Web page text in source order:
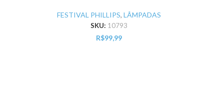
dimer = Pr
FESTIVAL PHILLIPS, LÂMPADAS
SKU: 10793
R$99,99